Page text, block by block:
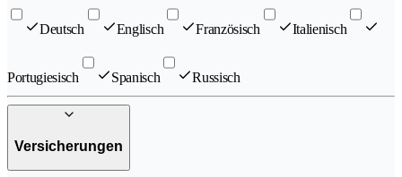
Deutsch Englisch Französisch Italienisch
Portugiesisch Spanisch Russisch
Versicherungen